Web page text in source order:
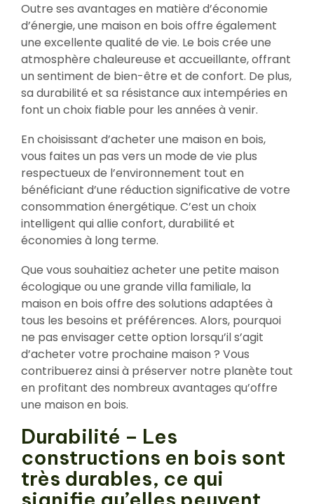
Outre ses avantages en matière d’économie
d’énergie, une maison en bois offre également
une excellente qualité de vie. Le bois crée une
atmosphère chaleureuse et accueillante, offrant
un sentiment de bien-être et de confort. De plus,
sa durabilité et sa résistance aux intempéries en
font un choix fiable pour les années à venir.
En choisissant d’acheter une maison en bois,
vous faites un pas vers un mode de vie plus
respectueux de l’environnement tout en
bénéficiant d’une réduction significative de votre
consommation énergétique. C’est un choix
intelligent qui allie confort, durabilité et
économies à long terme.
Que vous souhaitiez acheter une petite maison
écologique ou une grande villa familiale, la
maison en bois offre des solutions adaptées à
tous les besoins et préférences. Alors, pourquoi
ne pas envisager cette option lorsqu’il s’agit
d’acheter votre prochaine maison ? Vous
contribuerez ainsi à préserver notre planète tout
en profitant des nombreux avantages qu’offre
une maison en bois.
Durabilité – Les
constructions en bois sont
très durables, ce qui